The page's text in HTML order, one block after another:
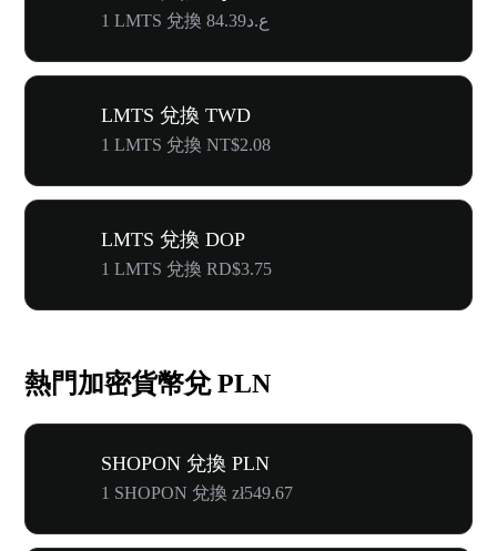
1 LMTS 兌換 ع.د84.39
LMTS 兌換 TWD
1 LMTS 兌換 NT$2.08
LMTS 兌換 DOP
1 LMTS 兌換 RD$3.75
熱門加密貨幣兌 PLN
SHOPON 兌換 PLN
1 SHOPON 兌換 zł549.67